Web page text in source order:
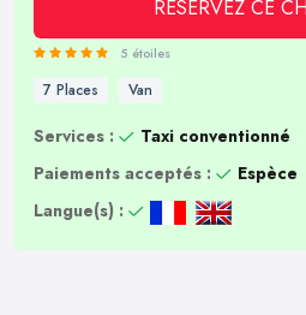
RÉSERVEZ CE
5 étoiles
7 Places Van
Services :
Taxi conventionné
Paiements acceptés :
Espèce
Langue(s) :